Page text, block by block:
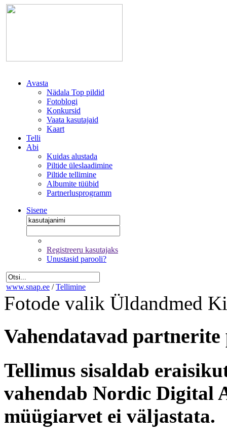
Avasta
Nädala Top pildid
Fotoblogi
Konkursid
Vaata kasutajaid
Kaart
Telli
Abi
Kuidas alustada
Piltide üleslaadimine
Piltide tellimine
Albumite tüübid
Partnerlusprogramm
Sisene
Registreeru kasutajaks
Unustasid parooli?
www.snap.ee / Tellimine
Fotode valik Üldandmed
Vahendatavad
Tellimus sisaldab
vahendab Nordic Digital
müügiarvet ei väljastata.